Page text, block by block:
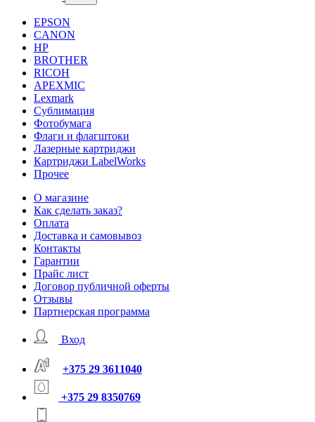
EPSON
CANON
HP
BROTHER
RICOH
APEXMIC
Lexmark
Сублимация
Фотобумага
Флаги и флагштоки
Лазерные картриджи
Картриджи LabelWorks
Прочее
О магазине
Как сделать заказ?
Оплата
Доставка и самовывоз
Контакты
Гарантии
Прайс лист
Договор публичной оферты
Отзывы
Партнерская программа
Вход
+375 29 3611040
+375 29 8350769